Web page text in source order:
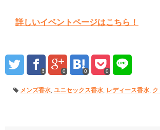
詳しいイベントページはこちら！
0 0 0
メンズ香水,ユニセックス香水, レディース香水, ク